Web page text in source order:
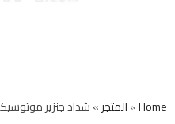
Home
»المتجر»شداد جنزير موتوسيكل